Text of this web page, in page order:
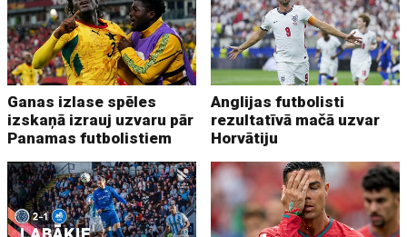
Ganas izlase spēles
izskaņā izrauj uzvaru pār
Panamas futbolistiem
Anglijas futbolisti
rezultatīvā mačā uzvar
Horvātiju